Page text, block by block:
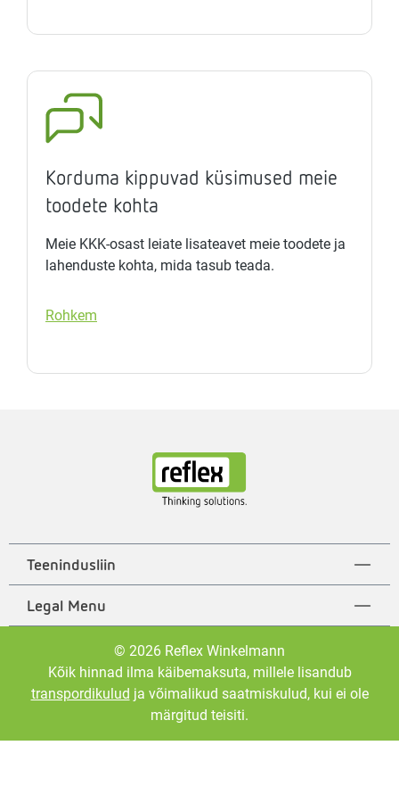
Korduma kippuvad küsimused meie
toodete kohta
Meie KKK-osast leiate lisateavet meie toodete ja
lahenduste kohta, mida tasub teada.
Rohkem
Teenindusliin
Legal Menu
© 2026 Reflex Winkelmann
Kõik hinnad ilma käibemaksuta, millele lisandub
transpordikulud ja võimalikud saatmiskulud, kui ei ole
märgitud teisiti.